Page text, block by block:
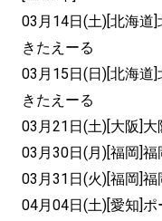
03月14日(土)[北海
きたえーる
03月15日(日)[北海
きたえーる
03月21日(土)[大阪]
03月30日(月)[福岡]
03月31日(火)[福岡]
04月04日(土)[愛知]